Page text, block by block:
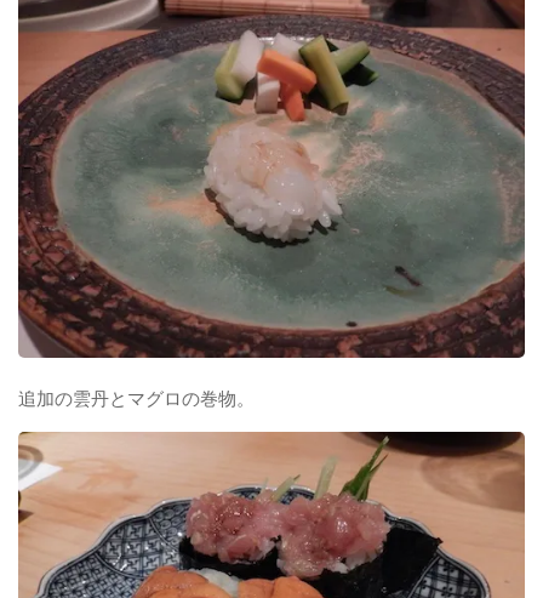
追加の雲丹とマグロの巻物。